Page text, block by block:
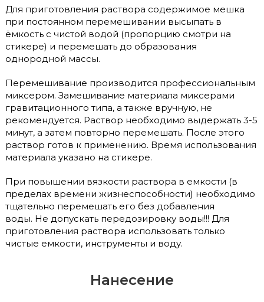
Для приготовления раствора содержимое мешка
при постоянном перемешивании высыпать в
ёмкость с чистой водой (пропорцию смотри на
стикере) и перемешать до образования
однородной массы.
Перемешивание производится профессиональным
миксером. Замешивание материала миксерами
гравитационного типа, а также вручную, не
рекомендуется. Раствор необходимо выдержать 3-5
минут, а затем повторно перемешать. После этого
раствор готов к применению. Время использования
материала указано на стикере.
При повышении вязкости раствора в емкости (в
пределах времени жизнеспособности) необходимо
тщательно перемешать его без добавления
воды. Не допускать передозировку воды!!! Для
приготовления раствора использовать только
чистые емкости, инструменты и воду.
Нанесение